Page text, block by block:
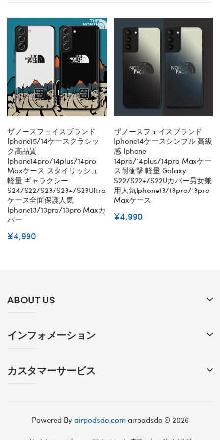
ザノースフェイスブランド
Iphone15/14ケースクラシッ
ク高品質
Iphone14pro/14plus/14pro
Maxケース スタイリッシュ
軽量 ギャラクシー
S24/S22/S23/S23+/S23Ultra
ケース全面保護人気
Iphone13/13pro/13pro Maxカ
バー
¥4,990
ザノースフェイスブランド
Iphone14ケースシンプル 高級
感 Iphone
14pro/14plus/14pro Maxケー
ス耐衝撃 軽量 Galaxy
S22/S22+/S22Uカバー男女兼
用人気iphone13/13pro/13pro
Maxケース
¥4,990
ABOUT US
インフォメーション
カスタマーサービス
Powered Byairpodsdo.comairpodsdo © 2026